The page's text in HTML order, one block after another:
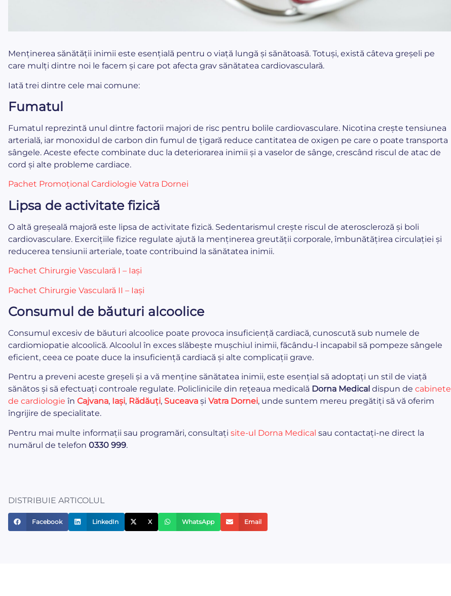
Menținerea sănătății inimii este esențială pentru o viață lungă și sănătoasă. Totuși, există câteva greșeli pe
care mulți dintre noi le facem și care pot afecta grav sănătatea cardiovasculară.
Iată trei dintre cele mai comune:
Fumatul
Fumatul reprezintă unul dintre factorii majori de risc pentru bolile cardiovasculare. Nicotina crește tensiunea
arterială, iar monoxidul de carbon din fumul de țigară reduce cantitatea de oxigen pe care o poate transporta
sângele. Aceste efecte combinate duc la deteriorarea inimii și a vaselor de sânge, crescând riscul de atac de
cord și alte probleme cardiace.
Pachet Promoțional Cardiologie Vatra Dornei
Lipsa de activitate fizică
O altă greșeală majoră este lipsa de activitate fizică. Sedentarismul crește riscul de ateroscleroză și boli
cardiovasculare. Exercițiile fizice regulate ajută la menținerea greutății corporale, îmbunătățirea circulației și
reducerea tensiunii arteriale, toate contribuind la sănătatea inimii.
Pachet Chirurgie Vasculară I – Iași
Pachet Chirurgie Vasculară II – Iași
Consumul de băuturi alcoolice
Consumul excesiv de băuturi alcoolice poate provoca insuficiență cardiacă, cunoscută sub numele de
cardiomiopatie alcoolică. Alcoolul în exces slăbește mușchiul inimii, făcându-l incapabil să pompeze sângele
eficient, ceea ce poate duce la insuficiență cardiacă și alte complicații grave.
Pentru a preveni aceste greșeli și a vă menține sănătatea inimii, este esențial să adoptați un stil de viață
sănătos și să efectuați controale regulate. Policlinicile din rețeaua medicală Dorna Medical dispun de cabinete
de cardiologie în Cajvana, Iași, Rădăuți, Suceava și Vatra Dornei, unde suntem mereu pregătiți să vă oferim
îngrijire de specialitate.
Pentru mai multe informații sau programări, consultați site-ul Dorna Medical sau contactați-ne direct la
numărul de telefon 0330 999.
DISTRIBUIE ARTICOLUL
Facebook LinkedIn X WhatsApp Email